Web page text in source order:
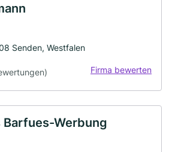
Senden, Westfalen
Firma bewerten
Werbung